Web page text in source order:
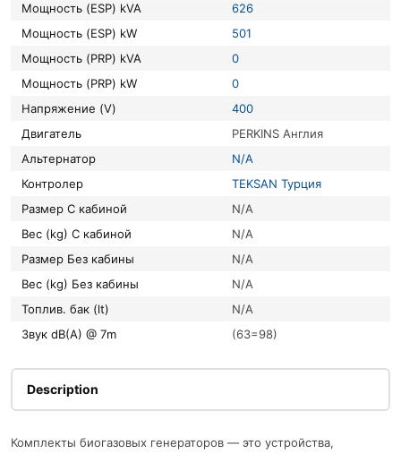
Мощность (ESP) kVA
626
Мощность (ESP) kW
501
Мощность (PRP) kVA
0
Мощность (PRP) kW
0
Напряжение (V)
400
Двигатель
PERKINS Англия
Альтернатор
N/A
Контролер
TEKSAN Турция
Размер С кабиной
N/A
Вес (kg) С кабиной
N/A
Размер Без кабины
N/A
Вес (kg) Без кабины
N/A
Топлив. бак (lt)
N/A
Звук dB(A) @ 7m
(63=98)
Description
Комплекты биогазовых генераторов — это устройства,